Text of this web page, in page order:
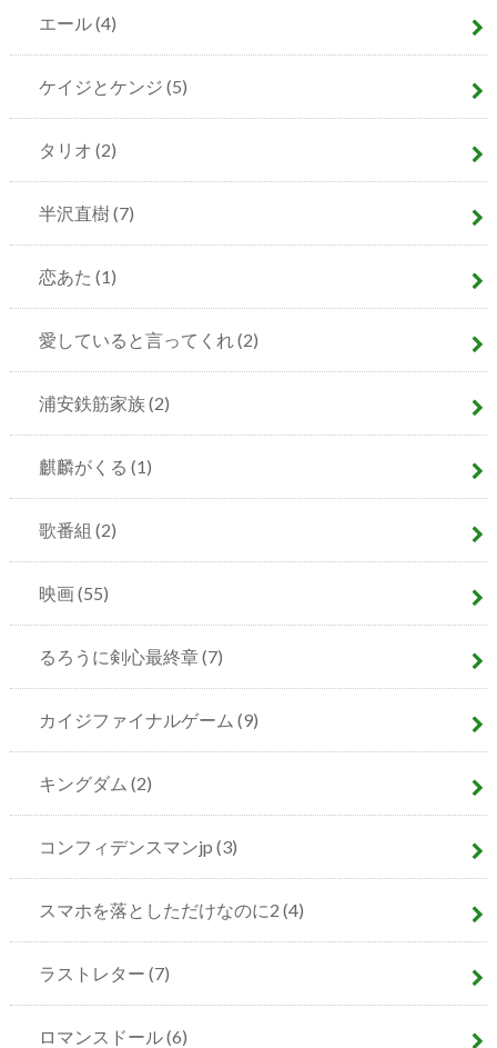
エール(4)
ケイジとケンジ (5)
タリオ (2)
半沢直樹(7)
恋あた (1)
愛していると言ってくれ(2)
浦安鉄筋家族(2)
麒麟がくる (1)
歌番組 (2)
映画(55)
るろうに剣心最終章(7)
カイジファイナルゲーム (9)
キングダム (2)
コンフィデンスマンjp (3)
スマホを落としただけなのに2 (4)
ラストレター (7)
ロマンスドール(6)